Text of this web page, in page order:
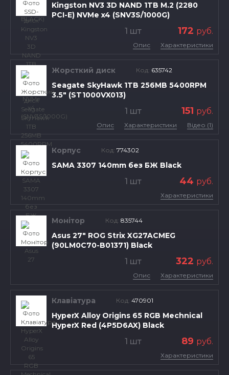
Kingston NV3 3D NAND 1TB M.2 (2280
PCI-E) NVMe x4 (SNV3S/1000G)
1 шт 172 руб.
Опис Характеристики
Жорсткий диск Код: 635742
Seagate SkyHawk 1TB 256MB 5400RPM
3.5" (ST1000VX013)
1 шт 151 руб.
Опис Характеристики Відео (1)
Корпус Код: 774302
SAMA 3307 140mm без БЖ Black
1 шт 44 руб.
Характеристики
Монітор Код: 835744
Asus 27" ROG Strix XG27ACMEG
(90LM0C70-B01371) Black
1 шт 322 руб.
Опис Характеристики
Клавіатура Код: 470901
HyperX Alloy Origins 65 RGB Mechnical
HyperX Red (4P5D6AX) Black
1 шт 89 руб.
Характеристики